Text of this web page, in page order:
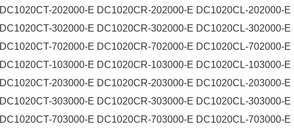
DC1020CT-202000-E DC1020CR-202000-E DC1020CL-202000-E
DC1020CT-302000-E DC1020CR-302000-E DC1020CL-302000-E
DC1020CT-702000-E DC1020CR-702000-E DC1020CL-702000-E
DC1020CT-103000-E DC1020CR-103000-E DC1020CL-103000-E
DC1020CT-203000-E DC1020CR-203000-E DC1020CL-203000-E
DC1020CT-303000-E DC1020CR-303000-E DC1020CL-303000-E
DC1020CT-703000-E DC1020CR-703000-E DC1020CL-703000-E